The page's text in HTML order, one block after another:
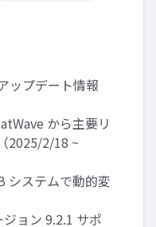
ップデート情報
から主要リ
2025/2/18 ~
システムで動的変
ョン 9.2.1 サポ